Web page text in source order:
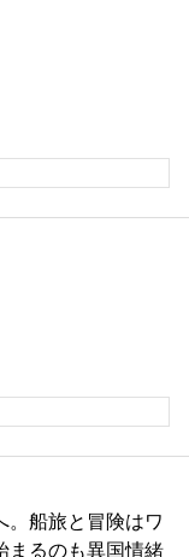
。船旅と冒険はワ
まるのも異国情緒